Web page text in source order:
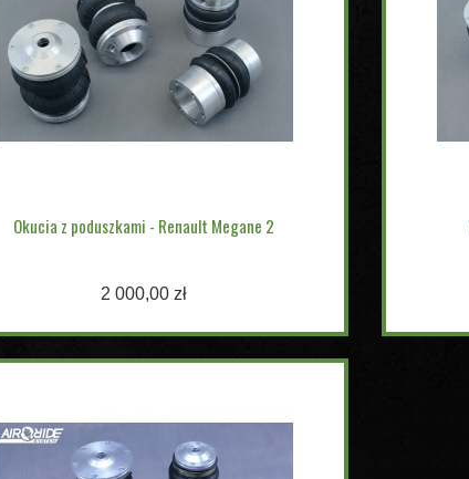
Okucia z poduszkami - Renault Megane 2
2 000,00 zł